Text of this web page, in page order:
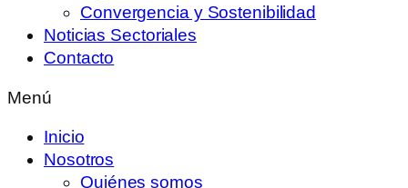
Convergencia y Sostenibilidad
Noticias Sectoriales
Contacto
Menú
Inicio
Nosotros
Quiénes somos